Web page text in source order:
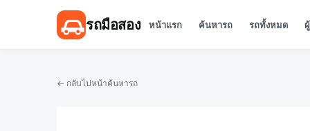
รถมือสอง หน้าแรก ค้นหารถ รถทั้งหมด
← กลับไปหน้าค้นหารถ